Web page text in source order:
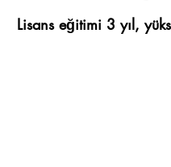
Lisans eğitimi 3 yıl,